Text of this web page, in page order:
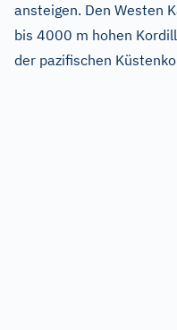
ansteigen. Den Westen
bis 4000 m hohen
der pazifischen